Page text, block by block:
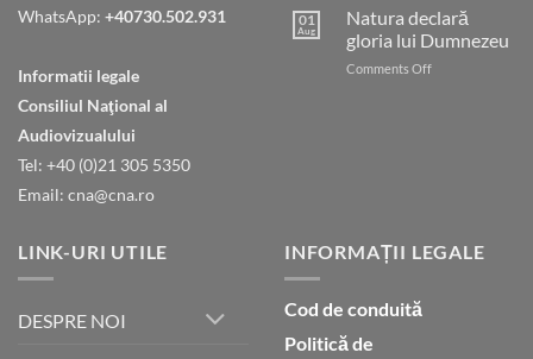
WhatsApp: +40730.502.931
Informatii legale
Consiliul Naţional al
Audiovizualului
Tel: +40 (0)21 305 5350
Email: cna@cna.ro
nostru
care
ești
în
01
Aug
Natura declară
gloria lui Dumnezeu
Comments Offon
LINK-URI UTILE
DESPRE NOI
INFORMAȚII LEGALE
Cod de conduită
Politică de